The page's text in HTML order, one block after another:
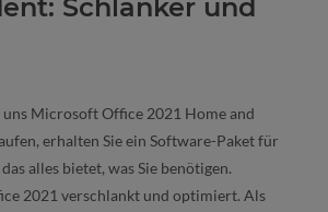
Schlanker und
uns Microsoft Office 2021 Home and
erhalten Sie ein Software-Paket für
alles bietet, was Sie benötigen.
2021 verschlankt und optimiert. Als